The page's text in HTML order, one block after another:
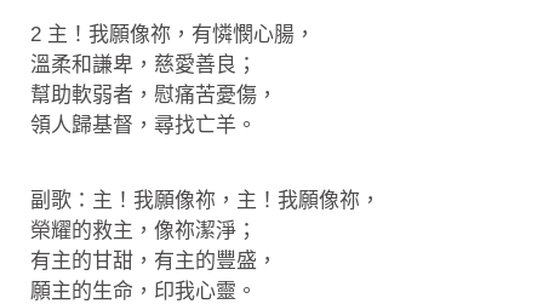
2 主！我願像祢，有憐憫心腸，
溫柔和謙卑，慈愛善良；
幫助軟弱者，慰痛苦憂傷，
領人歸基督，尋找亡羊。
副歌：主！我願像祢，主！我願像祢，
榮耀的救主，像祢潔淨；
有主的甘甜，有主的豐盛，
願主的生命，印我心靈。